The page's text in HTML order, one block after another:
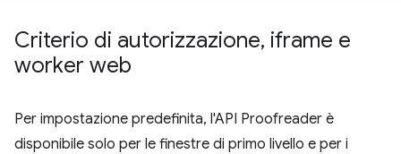
Criterio di autorizzazione, iframe e
worker web
Per impostazione predefinita, l'API Proofreader è
disponibile solo per le finestre di primo livello e per i